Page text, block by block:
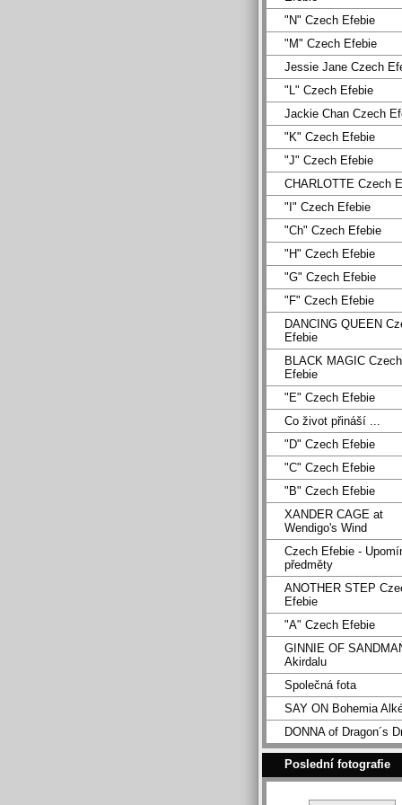
"N" Czech Efebie
"M" Czech Efebie
Jessie Jane Czech
"L" Czech Efebie
Jackie Chan Czech
"K" Czech Efebie
"J" Czech Efebie
CHARLOTTE Czech
"I" Czech Efebie
"Ch" Czech Efebie
"H" Czech Efebie
"G" Czech Efebie
"F" Czech Efebie
DANCING QUEEN
Efebie
BLACK MAGIC Czech
Efebie
"E" Czech Efebie
Co život přináší ...
"D" Czech Efebie
"C" Czech Efebie
"B" Czech Efebie
XANDER CAGE at
Wendigo's Wind
Czech Efebie -
předměty
ANOTHER STEP
Efebie
"A" Czech Efebie
GINNIE OF
Akirdalu
Společná fota
SAY ON Bohemia
DONNA of Dragon´s
Poslední fotografie